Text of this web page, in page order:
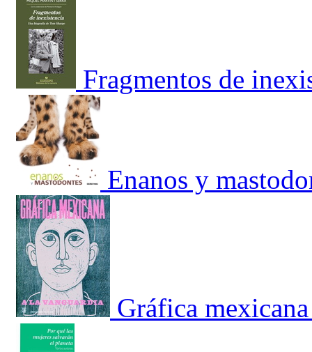
Fragmentos de
Enanos y
Gráfica